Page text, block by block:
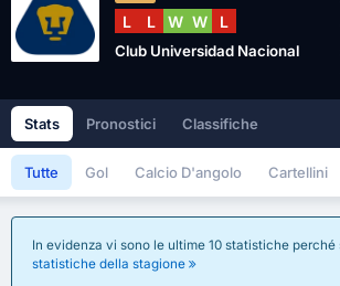
L L W W L
Club Universidad Nacional
Stats Pronostici Classifiche
Tutte Gol Calcio D'angolo Cartellini
In evidenza vi sono le ultime 10 statistiche
statistiche della stagione